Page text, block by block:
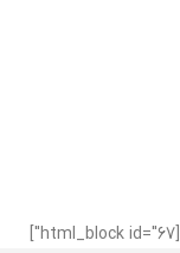
[html_block id="67"]